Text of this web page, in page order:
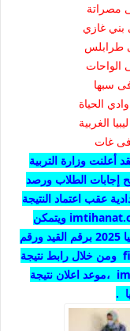
مصراتة
بني غازي
طرابلس
الواحات
سبها
الحياة
الغربية
فى غات
,ولقد أعلنت وزارة التربية
إجابات الطلاب ورصد
عقب اعتماد النتيجة
ويتم نشر النتيجة عبر موقع الامتحانات imtihanat.com ويتمكن
للطلاب استبيان نتيجة الشهادة الاعدادية في ليبيا 2025 برقم القيد ورقم
الجلوس عبر موقع finalresults 2025 Libya ومن خلال رابط نتيجة
الشهادة الاعدادية ليبيا 2025 imtihanat.com ،موعد اعلان نتيجة
.